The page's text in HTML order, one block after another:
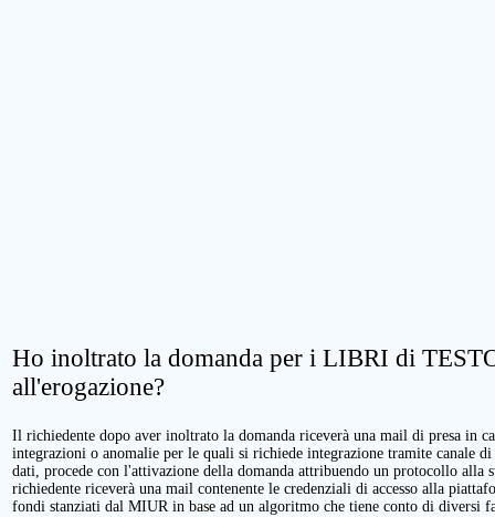
Ho inoltrato la domanda per i LIBRI di
all'erogazione?
Il richiedente dopo aver inoltrato la domanda riceverà una mail di presa in
integrazioni o anomalie per le quali si richiede integrazione tramite canale
dati, procede con l'attivazione della domanda attribuendo un protocollo alla
richiedente riceverà una mail contenente le credenziali di accesso alla
fondi stanziati dal MIUR in base ad un algoritmo che tiene conto di diversi